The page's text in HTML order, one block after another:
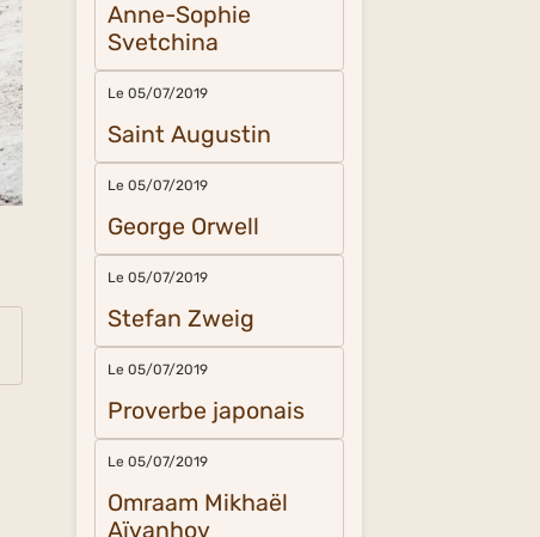
Anne-Sophie
Svetchina
Le 05/07/2019
Saint Augustin
Le 05/07/2019
George Orwell
Le 05/07/2019
Stefan Zweig
Le 05/07/2019
Proverbe japonais
Le 05/07/2019
Omraam Mikhaël
Aïvanhov